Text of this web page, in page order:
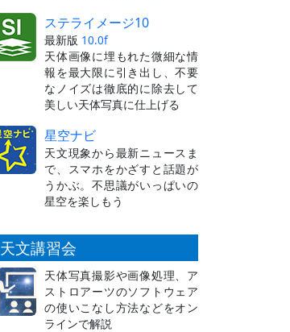
ステライメージ10
最新版 10.0f
天体画像に埋もれた微細な情
報を最大限に引き出し、不要
なノイズは徹底的に除去して
美しい天体写真に仕上げる
星空ナビ
天文現象から最新ニュースま
で、スマホをかざすと話題が
うかぶ。不思議がいっぱいの
星空を楽しもう
天文講習会
天体写真撮影や画像処理、ア
ストロアーツのソフトウェア
の使いこなし方法などをオン
ラインで解説